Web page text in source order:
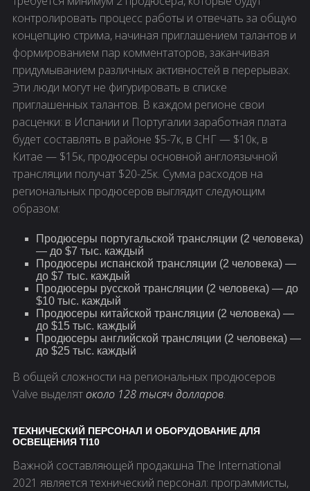
контролировать процесс работы и отвечать за общую
концепцию стрима, начиная приглашением талантов и
формированием пар комментаторов, заканчивая
придумыванием различных активностей в перерывах.
Эти люди могут не фигурировать в списке
приглашенных талантов. В каждом регионе свои
расценки: в Испании и Португалии заработная плата
будет составлять в районе $5-7к, в СНГ — $10к, в
Китае — $15к, продюсеры основной англоязычной
трансляции получат $20-25к. Сумма расходов на
региональных продюсеров выглядит следующим
образом:
Продюсеры португальской трансляции (2 человека)
— до $7 тыс. каждый
Продюсеры испанской трансляции (2 человека) —
до $7 тыс. каждый
Продюсеры русской трансляции (2 человека) — до
$10 тыс. каждый
Продюсеры китайской трансляции (2 человека) —
до $15 тыс. каждый
Продюсеры английской трансляции (2 человека) —
до $25 тыс. каждый
В общей сложности на региональных продюсеров
Valve выделятоколо 128 тысяч долларов.
ТЕХНИЧЕСКИЙ ПЕРСОНАЛ И ОБОРУДОВАНИЕ ДЛЯ
ОСВЕЩЕНИЯ TI10
Важной составляющей продакшна The International
2021 является технический персонал: программисты,